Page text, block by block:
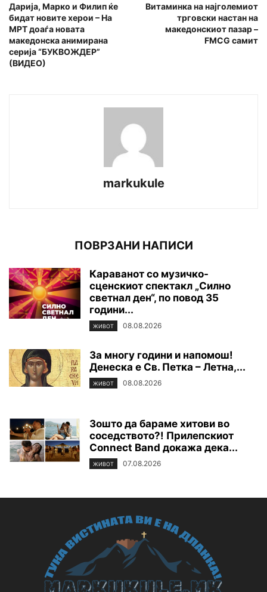
Дарија, Марко и Филип ќе
бидат новите херои – На
МРТ доаѓа новата
македонска анимирана
серија “БУКВОЖДЕР”
(ВИДЕО)
Витаминка на најголемиот
трговски настан на
македонскиот пазар –
FMCG самит
markukule
ПОВРЗАНИ НАПИСИ
Караванот со музичко-
сценскиот спектакл „Силно
светнал ден“, по повод 35
години...
ЖИВОТ 08.08.2026
За многу години и напомош!
Денеска е Св. Петка – Летна,...
ЖИВОТ 08.08.2026
Зошто да бараме хитови во
соседството?! Прилепскиот
Connect Band докажа дека...
ЖИВОТ 07.08.2026